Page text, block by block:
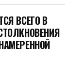
ВСЕГО В